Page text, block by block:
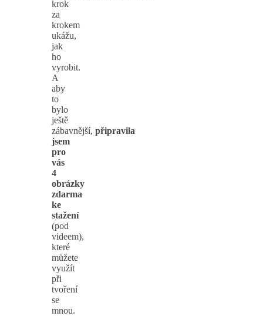
krok
za
krokem
ukážu,
jak
ho
vyrobit.
A
aby
to
bylo
ještě
zábavnější, připravila
jsem
pro
vás
4
obrázky
zdarma
ke
stažení
(pod
videem),
které
můžete
využít
při
tvoření
se
mnou.